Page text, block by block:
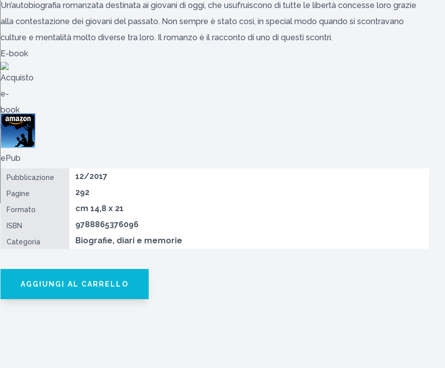
Un’autobiografia romanzata destinata ai giovani di oggi, che usufruiscono di tutte le libertà concesse loro grazie
alla contestazione dei giovani del passato. Non sempre è stato così, in special modo quando si scontravano
culture e mentalità molto diverse tra loro. Il romanzo è il racconto di uno di questi scontri.
E-book
Pubblicazione 12/2017
Pagine 292
Formato cm 14,8 x 21
ISBN 9788865376096
Categoria Biografie, diari e memorie
AGGIUNGI AL CARRELLO